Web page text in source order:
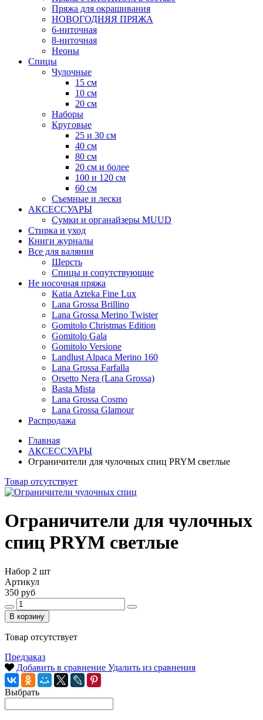
Пряжа для окрашивания
НОВОГОДНЯЯ ПРЯЖА
6-ниточная
8-ниточная
Неоны
Спицы
Чулочные
15 см
10 см
20 см
Наборы
Круговые
25 и 30 см
40 см
80 см
20 см и более
100 и 120 см
60 см
Съемные и лески
АКСЕССУАРЫ
Сумки и органайзеры MUUD
Стирка и уход
Книги журналы
Все для валяния
Шерсть
Спицы и сопутствующие
Не носочная пряжа
Katia Azteka Fine Lux
Lana Grossa Brillino
Lana Grossa Merino Twister
Gomitolo Christmas Edition
Gomitolo Gala
Gomitolo Versione
Landlust Alpaca Merino 160
Lana Grossa Farfalla
Orsetto Nera (Lana Grossa)
Basta Mista
Lana Grossa Cosmo
Lana Grossa Glamour
Распродажа
Главная
АКСЕССУАРЫ
Ограничители для чулочных спиц PRYM светлые
Товар отсутствует
Ограничители для чулочных
спиц PRYM светлые
Набор 2 шт
Артикул
350 руб
В корзину
Товар отсутствует
Предзаказ
Добавить в сравнение Удалить из сравнения
Выбрать